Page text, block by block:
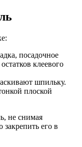
посадочное
клеевого
шпильку.
плоской
не снимая
закрепить его в